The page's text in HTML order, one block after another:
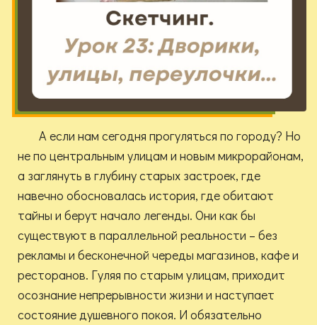
А если нам сегодня прогуляться по городу? Но
не по центральным улицам и новым микрорайонам,
а заглянуть в глубину старых застроек, где
навечно обосновалась история, где обитают
тайны и берут начало легенды. Они как бы
существуют в параллельной реальности – без
рекламы и бесконечной череды магазинов, кафе и
ресторанов. Гуляя по старым улицам, приходит
осознание непрерывности жизни и наступает
состояние душевного покоя. И обязательно